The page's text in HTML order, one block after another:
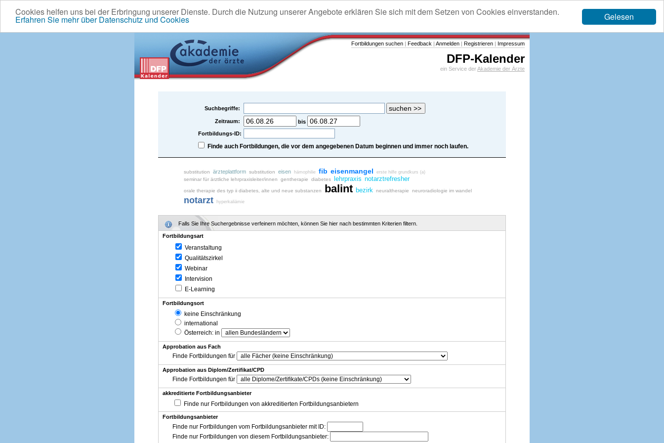
Gelesen
Cookies helfen uns bei der Erbringung unserer Dienste. Durch die Nutzung unserer Angebote erklären Sie sich mit dem Setzen von Cookies einverstanden.
Erfahren Sie mehr über Datenschutz und Cookies
Fortbildungen suchen | Feedback | Anmelden | Registrieren | Impressum
DFP-Kalender
ein Service derAkademie der Ärzte
Suchbegriffe:
Zeitraum:
bis
Fortbildungs-ID:
Finde auch Fortbildungen, die vor dem angegebenen Datum beginnen und immer noch laufen.
substitution ärzteplattform substitution eisen hämophilie fib eisenmangel erste hilfe grundkurs (a)
seminar für ärztliche lehrpraxisleiter/innen gentherapie diabetes lehrpraxis notarztrefresher
orale therapie des typ ii diabetes, alte und neue substanzen balint bezirk neuraltherapie neuroradiologie im wandel
notarzt hyperkaliämie
Falls Sie Ihre Suchergebnisse verfeinern möchten, können Sie hier nach bestimmten Kriterien filtern.
Fortbildungsart
Veranstaltung
Qualitätszirkel
Webinar
Intervision
E-Learning
Fortbildungsort
keine Einschränkung
international
Österreich: in
Approbation aus Fach
Finde Fortbildungen für
Approbation aus Diplom/Zertifikat/CPD
Finde Fortbildungen für
akkreditierte Fortbildungsanbieter
Finde nur Fortbildungen von akkreditierten Fortbildungsanbietern
Fortbildungsanbieter
Finde nur Fortbildungen vom Fortbildungsanbieter mit ID:
Finde nur Fortbildungen von diesem Fortbildungsanbieter: